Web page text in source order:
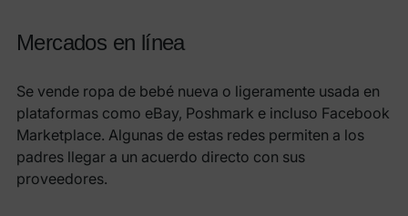
Mercados en línea
Se vende ropa de bebé nueva o ligeramente usada en
plataformas como eBay, Poshmark e incluso Facebook
Marketplace. Algunas de estas redes permiten a los
padres llegar a un acuerdo directo con sus
proveedores.